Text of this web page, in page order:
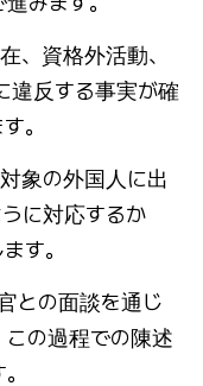
、資格外活動、
違反する事実が確
。
象の外国人に出
に対応するか
す。
との面談を通じ
の過程での陳述